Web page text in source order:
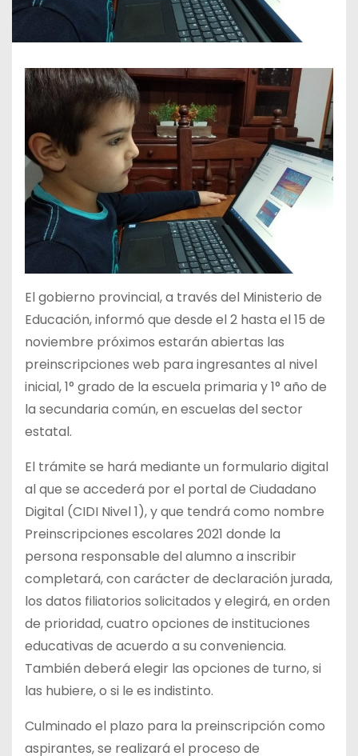
El gobierno provincial, a través del Ministerio de
Educación, informó que desde el 2 hasta el 15 de
noviembre próximos estarán abiertas las
preinscripciones web para ingresantes al nivel
inicial, 1° grado de la escuela primaria y 1° año de
la secundaria común, en escuelas del sector
estatal.
El trámite se hará mediante un formulario digital
al que se accederá por el portal de Ciudadano
Digital (CIDI Nivel 1), y que tendrá como nombre
Preinscripciones escolares 2021 donde la
persona responsable del alumno a inscribir
completará, con carácter de declaración jurada,
los datos filiatorios solicitados y elegirá, en orden
de prioridad, cuatro opciones de instituciones
educativas de acuerdo a su conveniencia.
También deberá elegir las opciones de turno, si
las hubiere, o si le es indistinto.
Culminado el plazo para la preinscripción como
aspirantes, se realizará el proceso de